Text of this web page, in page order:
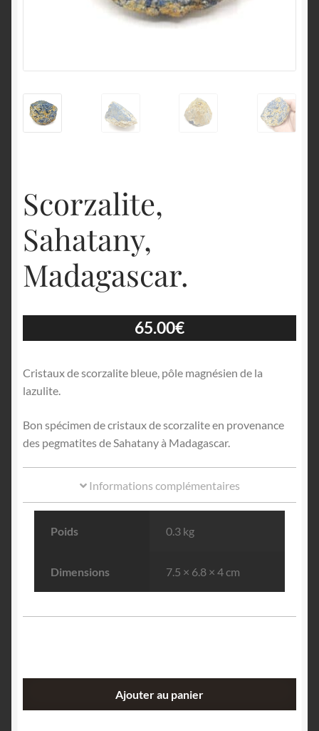
Scorzalite,
Sahatany,
Madagascar.
65.00€
Cristaux de scorzalite bleue, pôle magnésien de la
lazulite.
Bon spécimen de cristaux de scorzalite en provenance
des pegmatites de Sahatany à Madagascar.
Informations complémentaires
Poids 0.3 kg
Dimensions 7.5 × 6.8 × 4 cm
Ajouter au panier